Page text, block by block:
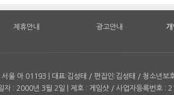
제휴안내 광고안내 개
서울 아 01193 | 대표:김성태 / 편집인:김성태 / 청소년보
자 : 2000년 3월 2일 | 제호 : 게임샷 / 사업자등록번호 :